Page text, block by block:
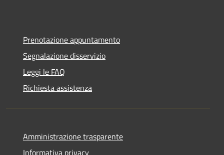
Prenotazione appuntamento
Segnalazione disservizio
Leggi le FAQ
Richiesta assistenza
Amministrazione trasparente
Informativa privacy